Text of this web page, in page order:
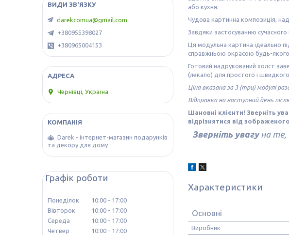
або кухня.
Чудова картинна композиція,
Завдяки застосуванню
Ця модульна картина ідеально
справжньою окрасою будь-якого
Готовий надрукований холст
(лекало) для простого і
Ціна вказана за 3 (три) модулі
Відправка на наступний день
Шановні клієнти! Зверніть
відрізнятися від
Зверніть увагуна те,
Характеристики
Основні
Виробник
darekcomua@gmail.com
+380955398027
+380965004153
Чернівці, Україна
Darek - інтернет-магазин подарунків
та декору для дому
Графік роботи
Понеділок 10:00
17:00
Вівторок
10:00
17:00
Середа
10:00
17:00
Четвер
10:00
17:00